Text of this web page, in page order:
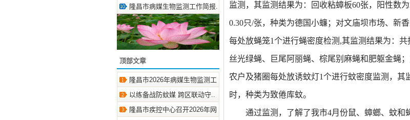
隆昌市病媒生物监测工作简报.. 2021-4-22
顶部文章
隆昌市2026年病媒生物监测工.. 2026-7-15
以练备战防蚊媒 跨区联动守.. 2026-7-10
隆昌市疾控中心召开2026年网.. 2026-7-2
监测，其监测结果为：回收粘蟑板60张，阳性数为
0.30只/张，种类为德国小蠊； 对文庙坝市场、新
每处放蝇笼1个进行蝇密度检测,其监测结果为：共
丝光绿蝇、巨尾阿丽蝇、棕尾别麻蝇和肥躯金蝇；
农户及猪圈每处放诱蚊灯1个进行蚊密度监测，其
时，种类为致倦库蚊。
通过监测，了解了我市4月份鼠、 蟑螂、蚊和